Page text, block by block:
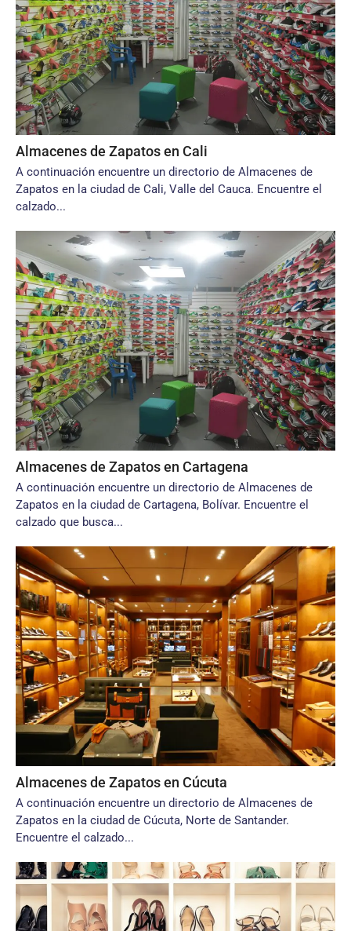
Almacenes de Zapatos en Cali
A continuación encuentre un directorio de Almacenes de
Zapatos en la ciudad de Cali, Valle del Cauca. Encuentre el
calzado...
Almacenes de Zapatos en Cartagena
A continuación encuentre un directorio de Almacenes de
Zapatos en la ciudad de Cartagena, Bolívar. Encuentre el
calzado que busca...
Almacenes de Zapatos en Cúcuta
A continuación encuentre un directorio de Almacenes de
Zapatos en la ciudad de Cúcuta, Norte de Santander.
Encuentre el calzado...